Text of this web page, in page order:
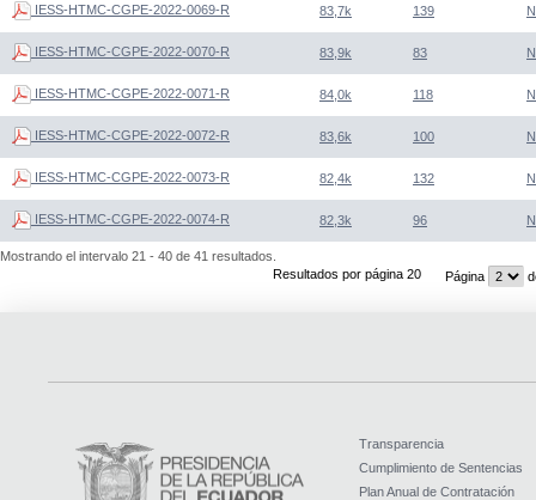
IESS-HTMC-CGPE-2022-0069-R 83,7k 139
IESS-HTMC-CGPE-2022-0070-R 83,9k 83
IESS-HTMC-CGPE-2022-0071-R 84,0k 118
IESS-HTMC-CGPE-2022-0072-R 83,6k 100
IESS-HTMC-CGPE-2022-0073-R 82,4k 132
IESS-HTMC-CGPE-2022-0074-R 82,3k 96
Mostrando el intervalo 21 - 40 de 41 resultados.
Resultados por página 20
Página
Transparencia
Cumplimiento de Sentencias
Plan Anual de Contratación